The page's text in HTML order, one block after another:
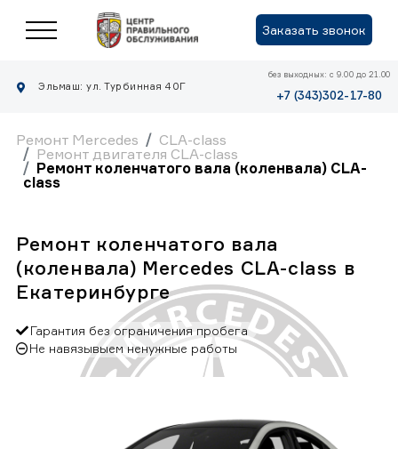
Заказать звонок
Эльмаш: ул. Турбинная 40Г
без выходных: с 9.00 до 21.00
+7 (343)302-17-80
Ремонт Mercedes
CLA-class
Ремонт двигателя CLA-class
Ремонт коленчатого вала (коленвала) CLA-
class
Ремонт коленчатого вала
(коленвала) Mercedes CLA-class в
Екатеринбурге
Гарантия без ограничения пробега
Не навязывыем ненужные работы